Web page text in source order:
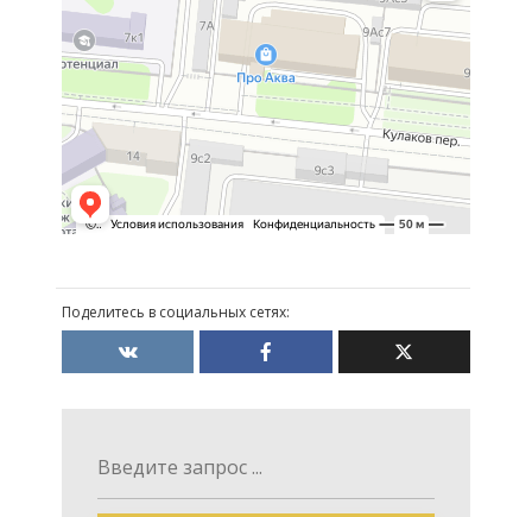
Поделитесь в социальных сетях: